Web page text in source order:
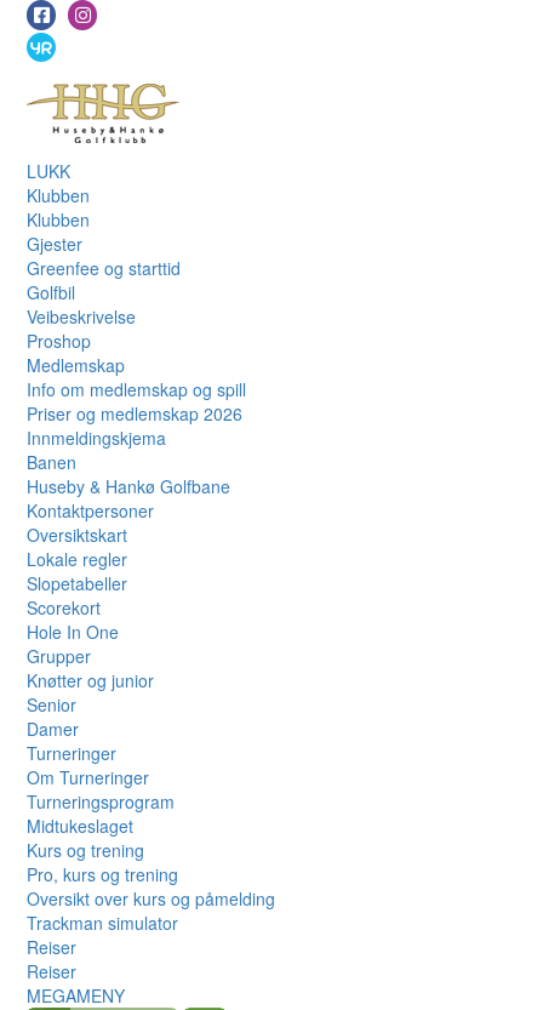
LUKK
Klubben
Klubben
Gjester
Greenfee og starttid
Golfbil
Veibeskrivelse
Proshop
Medlemskap
Info om medlemskap og spill
Priser og medlemskap 2026
Innmeldingskjema
Banen
Huseby & Hankø Golfbane
Kontaktpersoner
Oversiktskart
Lokale regler
Slopetabeller
Scorekort
Hole In One
Grupper
Knøtter og junior
Senior
Damer
Turneringer
Om Turneringer
Turneringsprogram
Midtukeslaget
Kurs og trening
Pro, kurs og trening
Oversikt over kurs og påmelding
Trackman simulator
Reiser
Reiser
MEGAMENY